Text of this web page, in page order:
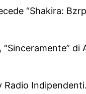
“Shakira:
di
Radio